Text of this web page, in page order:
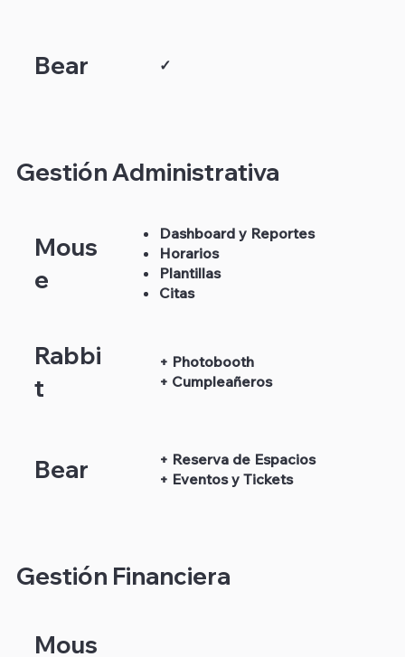
Gestión Administrativa
Dashboard y Reportes
Horarios
Plantillas
Citas
Mous
e
✓
Bear
+ Photobooth
+ Cumpleañeros
Rabbi
t
+ Reserva de Espacios
+ Eventos y Tickets
Bear
Gestión Financiera
Mous